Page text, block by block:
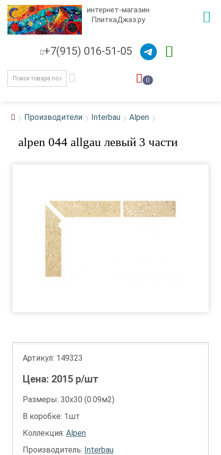
интернет-магазин
ПлиткаДжаз.ру
+7(915) 016-51-05
0
Производители Interbau Alpen
alpen 044 allgau левый 3 части
Артикул: 149323
Цена: 2015 р/шт
Размеры: 30х30 (0.09м2)
В коробке: 1шт
Коллекция: Alpen
Производитель: Interbau